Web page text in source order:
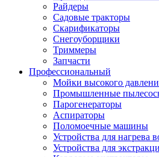
Райдеры
Садовые тракторы
Скарификаторы
Снегоуборщики
Триммеры
Запчасти
Профессиональный
Мойки высокого
Промышленные
Парогенераторы
Аспираторы
Поломоечные машины
Устройства для нагрева
Устройства для